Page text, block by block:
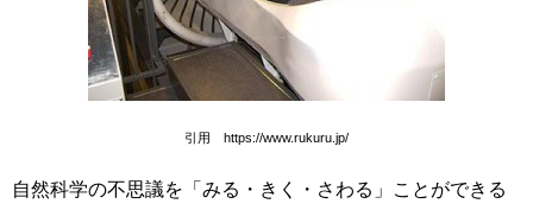
引用 https://www.rukuru.jp/
自然科学の不思議を「みる・きく・さわる」ことができる